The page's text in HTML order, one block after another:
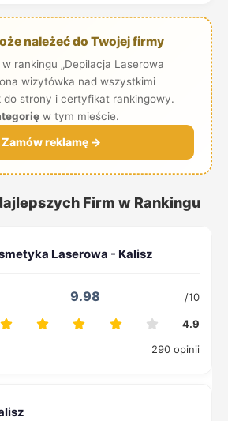
należeć do Twojej firmy
rankingu „Depilacja Laserowa
wizytówka nad wszystkimi
do strony i certyfikat rankingowy.
w tym mieście.
Zamów reklamę →
Firm w Rankingu
9.98 /10
4.9
290 opinii